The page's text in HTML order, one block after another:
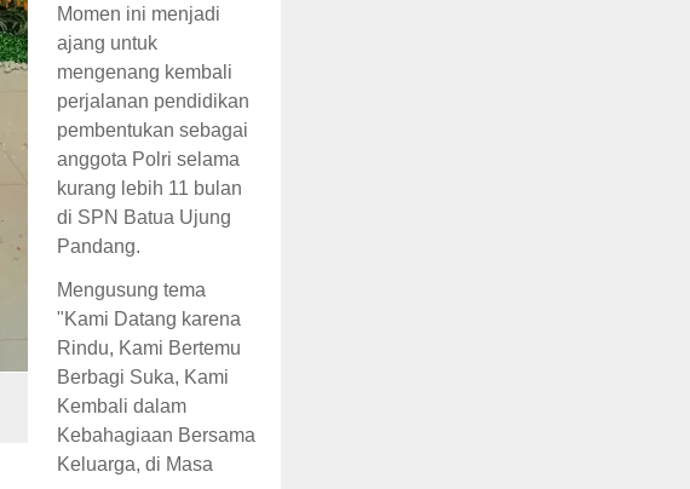
Momen ini menjadi
ajang untuk
mengenang kembali
perjalanan pendidikan
pembentukan sebagai
anggota Polri selama
kurang lebih 11 bulan
di SPN Batua Ujung
Pandang.
Mengusung tema
"Kami Datang karena
Rindu, Kami Bertemu
Berbagi Suka, Kami
Kembali dalam
Kebahagiaan Bersama
Keluarga, di Masa